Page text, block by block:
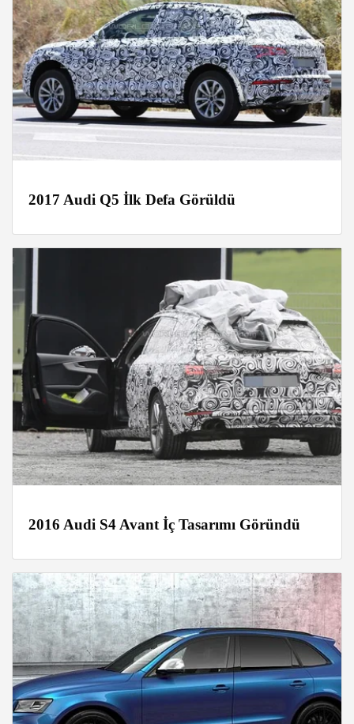
2017 Audi Q5 İlk Defa Görüldü
2016 Audi S4 Avant İç Tasarımı Göründü